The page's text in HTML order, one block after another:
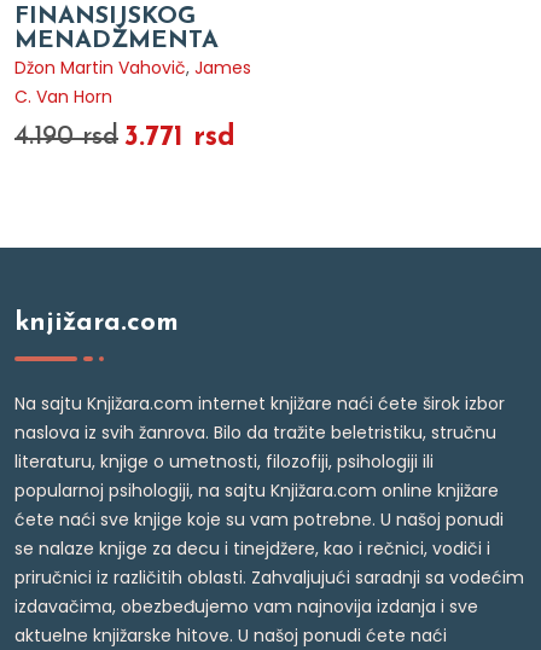
FINANSIJSKOG
MENADŽMENTA
Džon Martin Vahovič, James
C. Van Horn
4.190 rsd 3.771 rsd
knjižara.com
Na sajtu Knjižara.com internet knjižare naći ćete širok izbor
naslova iz svih žanrova. Bilo da tražite beletristiku, stručnu
literaturu, knjige o umetnosti, filozofiji, psihologiji ili
popularnoj psihologiji, na sajtu Knjižara.com online knjižare
ćete naći sve knjige koje su vam potrebne. U našoj ponudi
se nalaze knjige za decu i tinejdžere, kao i rečnici, vodiči i
priručnici iz različitih oblasti. Zahvaljujući saradnji sa vodećim
izdavačima, obezbeđujemo vam najnovija izdanja i sve
aktuelne knjižarske hitove. U našoj ponudi ćete naći